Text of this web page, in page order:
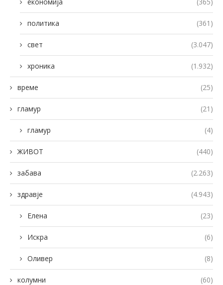
политика (361)
свет (3.047)
хроника (1.932)
време (25)
гламур (21)
гламур (4)
ЖИВОТ (440)
забава (2.263)
здравје (4.943)
Елена (23)
Искра (6)
Оливер (8)
колумни (60)